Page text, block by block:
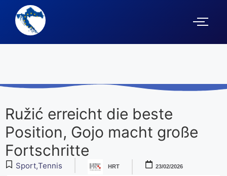
Ružić erreicht die beste
Position, Gojo macht große
Fortschritte
Sport,Tennis HRT 23/02/2026